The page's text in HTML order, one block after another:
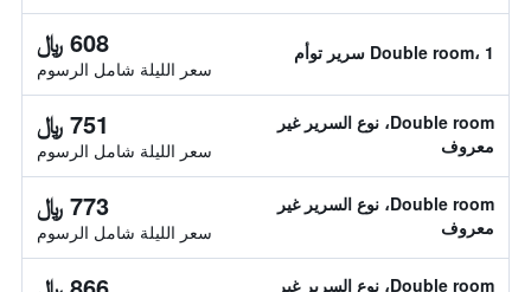
Double room، 1 سرير توأم 608 ﷼
سعر الليلة شامل الرسوم
Double room، نوع السرير غير
معروف
751 ﷼
سعر الليلة شامل الرسوم
Double room، نوع السرير غير
معروف
773 ﷼
سعر الليلة شامل الرسوم
Double room، نوع السرير غير